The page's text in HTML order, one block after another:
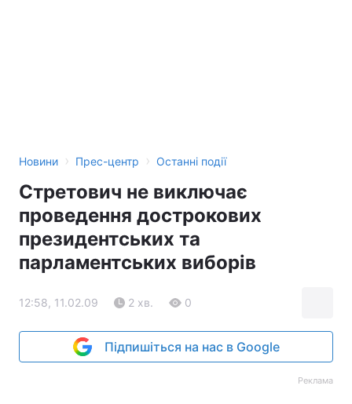
Новини › Прес-центр › Останні події
Стретович не виключає
проведення дострокових
президентських та
парламентських виборів
12:58, 11.02.09 2 хв. 0
Підпишіться на нас в Google
Реклама